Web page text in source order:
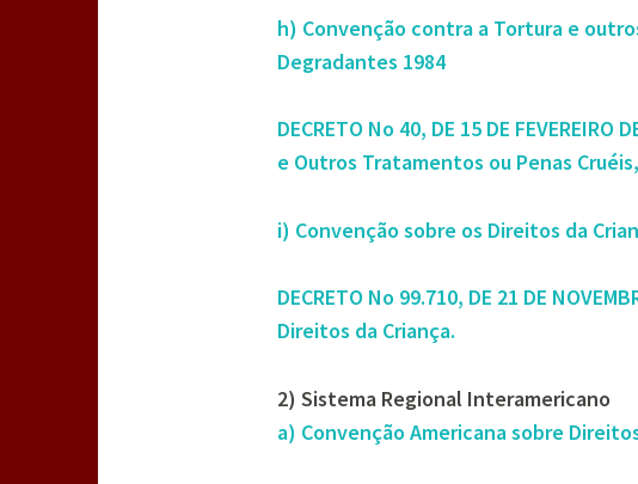
h) Convenção contra a Tortura e
Degradantes 1984
DECRETO No 40, DE 15 DE
e Outros Tratamentos ou Penas
i) Convenção sobre os Direitos da
DECRETO No 99.710, DE 21 DE
Direitos da Criança.
2) Sistema Regional Interamericano
a) Convenção Americana sobre